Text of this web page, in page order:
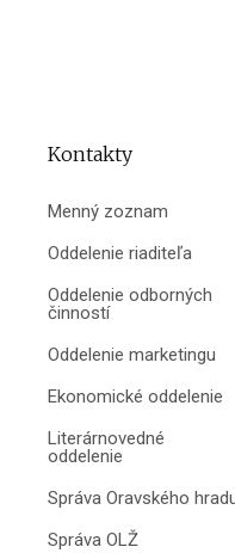
Kontakty
Menný zoznam
Oddelenie riaditeľa
Oddelenie odborných
činností
Oddelenie marketingu
Ekonomické oddelenie
Literárnovedné
oddelenie
Správa Oravského
Správa OLŽ